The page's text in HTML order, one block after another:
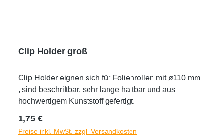
Clip Holder groß
Clip Holder eignen sich für Folienrollen mit ø110 mm
, sind beschriftbar, sehr lange haltbar und aus
hochwertigem Kunststoff gefertigt.
Regulärer Preis:
1,75 €
Preise inkl. MwSt. zzgl. Versandkosten